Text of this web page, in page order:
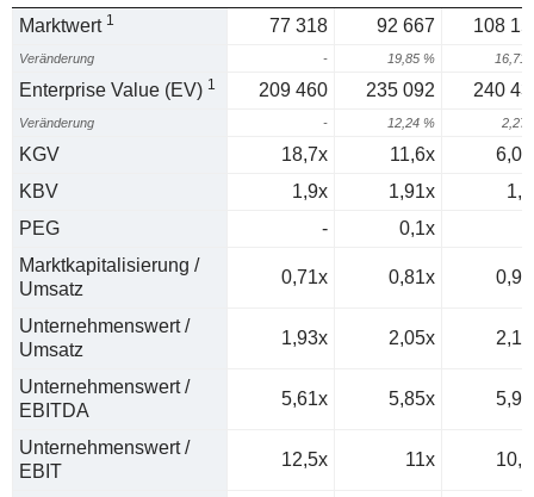
Marktwert 1 77 318 92 667 108
Veränderung - 19,85 % 16,71
Enterprise Value (EV) 1 209 460 235 092 240
Veränderung - 12,24 % 2,27
KGV 18,7x 11,6x
KBV
1,9x 1,91x
PEG
- 0,1x
Marktkapitalisierung /
Umsatz
0,71x 0,81x
Unternehmenswert /
Umsatz
1,93x 2,05x
Unternehmenswert /
EBITDA
5,61x 5,85x
Unternehmenswert /
EBIT
12,5x 11x